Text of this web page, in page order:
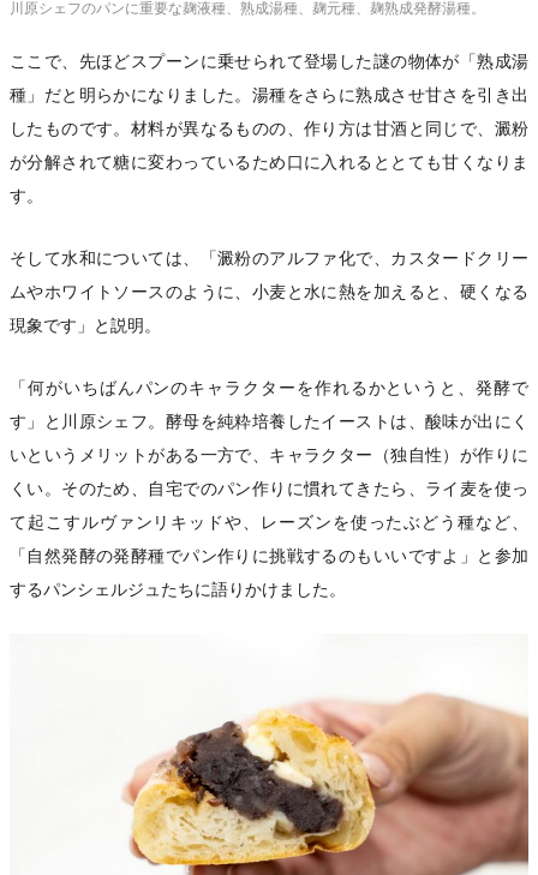
川原シェフのパンに重要な麹液種、熟成湯種、麹元種、麹熟成発酵湯種。
ここで、先ほどスプーンに乗せられて登場した謎の物体が「熟成湯
種」だと明らかになりました。湯種をさらに熟成させ甘さを引き出
したものです。材料が異なるものの、作り方は甘酒と同じで、澱粉
が分解されて糖に変わっているため口に入れるととても甘くなりま
す。
そして水和については、「澱粉のアルファ化で、カスタードクリー
ムやホワイトソースのように、小麦と水に熱を加えると、硬くなる
現象です」と説明。
「何がいちばんパンのキャラクターを作れるかというと、発酵で
す」と川原シェフ。酵母を純粋培養したイーストは、酸味が出にく
いというメリットがある一方で、キャラクター（独自性）が作りに
くい。そのため、自宅でのパン作りに慣れてきたら、ライ麦を使っ
て起こすルヴァンリキッドや、レーズンを使ったぶどう種など、
「自然発酵の発酵種でパン作りに挑戦するのもいいですよ」と参加
するパンシェルジュたちに語りかけました。